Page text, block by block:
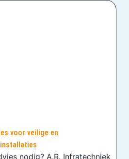
voor veilige en
nodig? A.R. Infratechniek